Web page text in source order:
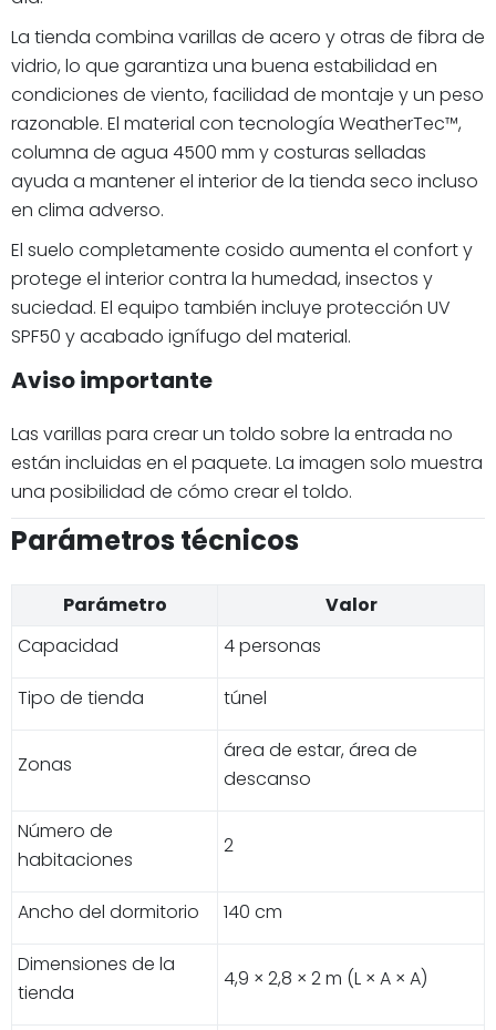
La tienda combina varillas de acero y otras de fibra de
vidrio, lo que garantiza una buena estabilidad en
condiciones de viento, facilidad de montaje y un peso
razonable. El material con tecnología WeatherTec™,
columna de agua 4500 mm y costuras selladas
ayuda a mantener el interior de la tienda seco incluso
en clima adverso.
El suelo completamente cosido aumenta el confort y
protege el interior contra la humedad, insectos y
suciedad. El equipo también incluye protección UV
SPF50 y acabado ignífugo del material.
Aviso importante
Las varillas para crear un toldo sobre la entrada no
están incluidas en el paquete. La imagen solo muestra
una posibilidad de cómo crear el toldo.
Parámetros técnicos
Parámetro
Valor
Capacidad
4 personas
Tipo de tienda túnel
Zonas
área de estar, área de
descanso
Número de
habitaciones
2
Ancho del dormitorio 140 cm
Dimensiones de la
tienda
4,9 × 2,8 × 2 m (L × A × A)